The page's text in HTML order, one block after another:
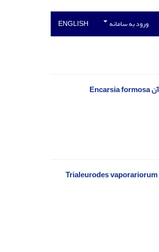
ورود به سامانه ENGLISH
تاثیر سه فرمول تجاری نیم‌بسیدین، نیم‌آزال و کوفا از ترکیب گیاهی چریش روی مراحل زیستی سفیدبالک گلخانه‌ Trialeurodes vaporariorum